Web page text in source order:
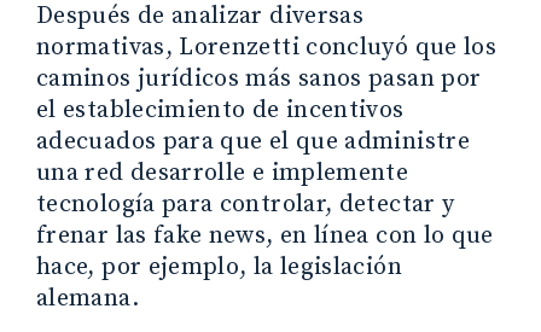
Después de analizar diversas
normativas, Lorenzetti concluyó que los
caminos jurídicos más sanos pasan por
el establecimiento de incentivos
adecuados para que el que administre
una red desarrolle e implemente
tecnología para controlar, detectar y
frenar las fake news, en línea con lo que
hace, por ejemplo, la legislación
alemana.